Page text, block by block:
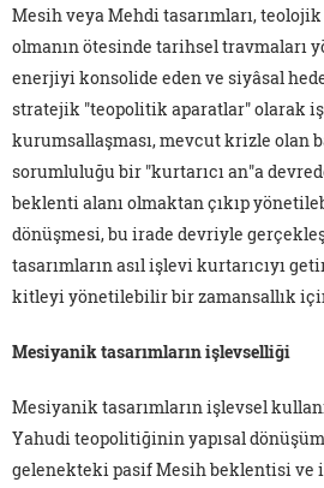
Mesih veya Mehdi tasarımları,
olmanın ötesinde tarihsel travmaları
enerjiyi konsolide eden ve siyâsal
stratejik "teopolitik aparatlar" olarak
kurumsallaşması, mevcut krizle olan
sorumluluğu bir "kurtarıcı an"a
beklenti alanı olmaktan çıkıp
dönüşmesi, bu irade devriyle
tasarımların asıl işlevi kurtarıcıyı
kitleyi yönetilebilir bir zamansallık
Mesiyanik tasarımların işlevselliği
Mesiyanik tasarımların işlevsel
Yahudi teopolitiğinin yapısal
gelenekteki pasif Mesih beklentisi ve